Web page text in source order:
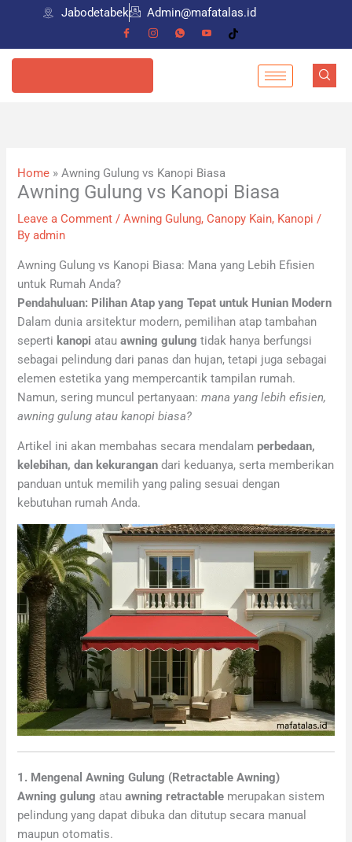
content
Jabodetabek Admin@mafatalas.id
Home »Awning Gulung vs Kanopi Biasa
Awning Gulung vs Kanopi Biasa
Leave a Comment /Awning Gulung,Canopy Kain, Kanopi /
Byadmin
Awning Gulung vs Kanopi Biasa: Mana yang Lebih Efisien
untuk Rumah Anda?
Pendahuluan: Pilihan Atap yang Tepat untuk Hunian Modern
Dalam dunia arsitektur modern, pemilihan atap tambahan
seperti kanopi atauawning gulung tidak hanya berfungsi
sebagai pelindung dari panas dan hujan, tetapi juga sebagai
elemen estetika yang mempercantik tampilan rumah.
Namun, sering muncul pertanyaan:mana yang lebih efisien,
awning gulung atau kanopi biasa?
Artikel ini akan membahas secara mendalamperbedaan,
kelebihan, dan kekurangan dari keduanya, serta memberikan
panduan untuk memilih yang paling sesuai dengan
kebutuhan rumah Anda.
1. Mengenal Awning Gulung (Retractable Awning)
Awning gulung atauawning retractable merupakan sistem
pelindung yang dapat dibuka dan ditutup secara manual
maupun otomatis.